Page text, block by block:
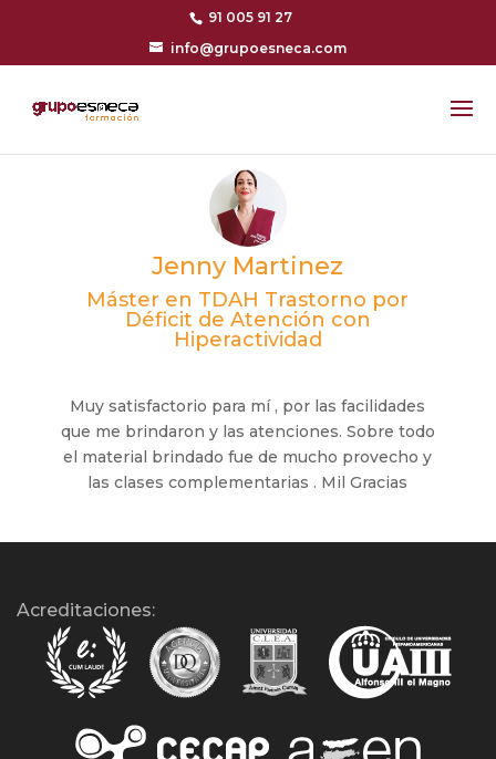
91 005 91 27
info@grupoesneca.com
Jenny Martinez
Máster en TDAH Trastorno por
Déficit de Atención con
Hiperactividad
Muy satisfactorio para mí , por las facilidades
que me brindaron y las atenciones. Sobre todo
el material brindado fue de mucho provecho y
las clases complementarias . Mil Gracias
Acreditaciones: